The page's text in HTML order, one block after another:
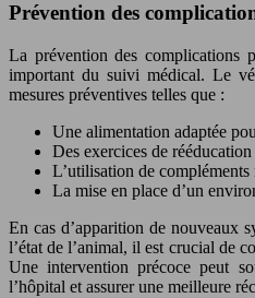
Prévention des
La prévention des complications
important du suivi médical. Le
mesures préventives telles que :
Une alimentation adaptée
Des exercices de
L’utilisation de
La mise en place d’un
En cas d’apparition de nouveaux
l’état de l’animal, il est crucial de
Une intervention précoce peut
l’hôpital et assurer une meilleure